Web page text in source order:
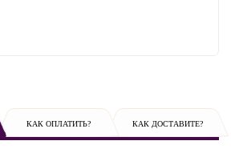
КАК ОПЛАТИТЬ? КАК ДОСТАВИТЕ?